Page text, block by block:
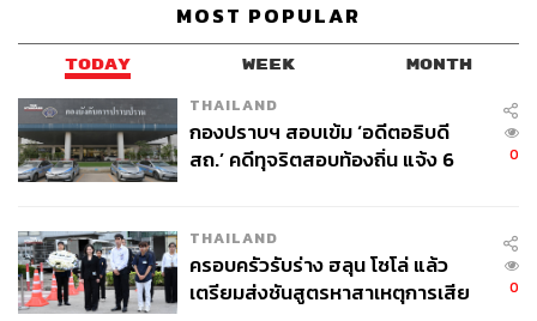
MOST POPULAR
TODAY WEEK MONTH
THAILAND
กองปราบฯ สอบเข้ม ‘อดีตอธิบดี
สถ.’ คดีทุจริตสอบท้องถิ่น แจ้ง 6
0
THAILAND
ครอบครัวรับร่าง ฮลุน โซโล่ แล้ว
เตรียมส่งชันสูตรหาสาเหตุการเสีย
0